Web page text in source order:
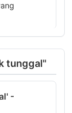
tunggal"
-